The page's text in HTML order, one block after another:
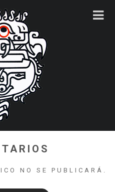
NO SE PUBLICARÁ.